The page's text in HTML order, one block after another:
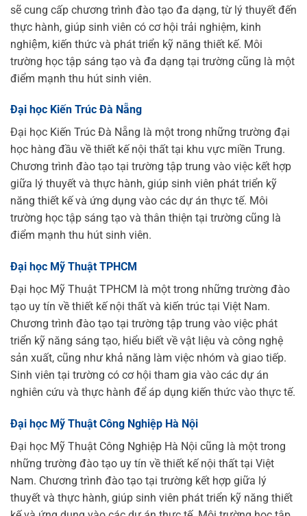
sẽ cung cấp chương trình đào tạo đa dạng, từ lý thuyết đến
thực hành, giúp sinh viên có cơ hội trải nghiệm, kinh
nghiệm, kiến thức và phát triển kỹ năng thiết kế. Môi
trường học tập sáng tạo và đa dạng tại trường cũng là một
điểm mạnh thu hút sinh viên.
Đại học Kiến Trúc Đà Nẵng
Đại học Kiến Trúc Đà Nẵng là một trong những trường đại
học hàng đầu về thiết kế nội thất tại khu vực miền Trung.
Chương trình đào tạo tại trường tập trung vào việc kết hợp
giữa lý thuyết và thực hành, giúp sinh viên phát triển kỹ
năng thiết kế và ứng dụng vào các dự án thực tế. Môi
trường học tập sáng tạo và thân thiện tại trường cũng là
điểm mạnh thu hút sinh viên.
Đại học Mỹ Thuật TPHCM
Đại học Mỹ Thuật TPHCM là một trong những trường đào
tạo uy tín về thiết kế nội thất và kiến trúc tại Việt Nam.
Chương trình đào tạo tại trường tập trung vào việc phát
triển kỹ năng sáng tạo, hiểu biết về vật liệu và công nghệ
sản xuất, cũng như khả năng làm việc nhóm và giao tiếp.
Sinh viên tại trường có cơ hội tham gia vào các dự án
nghiên cứu và thực hành để áp dụng kiến thức vào thực tế.
Đại học Mỹ Thuật Công Nghiệp Hà Nội
Đại học Mỹ Thuật Công Nghiệp Hà Nội cũng là một trong
những trường đào tạo uy tín về thiết kế nội thất tại Việt
Nam. Chương trình đào tạo tại trường kết hợp giữa lý
thuyết và thực hành, giúp sinh viên phát triển kỹ năng thiết